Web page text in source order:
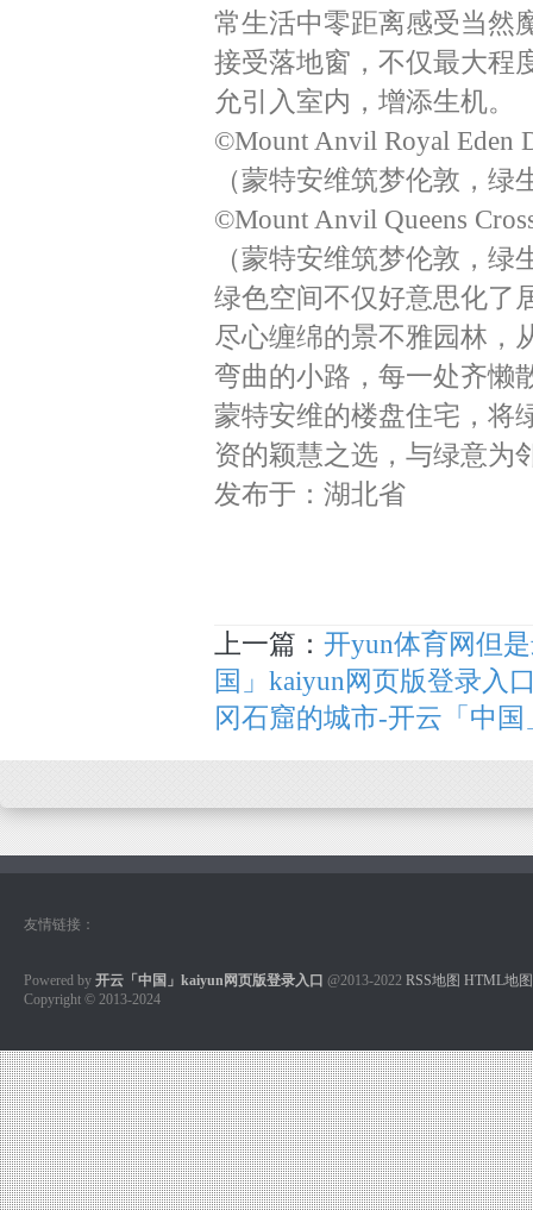
常生活中零距离感受当然
接受落地窗，不仅最大程
允引入室内，增添生机。
©Mount Anvil Royal Eden
（蒙特安维筑梦伦敦，绿
©Mount Anvil Queens
（蒙特安维筑梦伦敦，绿
绿色空间不仅好意思化了
尽心缠绵的景不雅园林，
弯曲的小路，每一处齐懒
蒙特安维的楼盘住宅，将
资的颖慧之选，与绿意为
发布于：湖北省
上一篇： 开yun体育网但
国」kaiyun网页版登录入
冈石窟的城市-开云「中
友情链接：
Powered by 开云「中国」kaiyun网页版登录入口 @2013-2022 RSS地图 HTML地图
Copyright © 2013-2024